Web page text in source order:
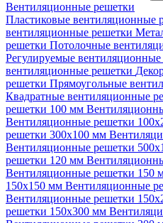
Вентиляционные решетки
Пластиковые вентиляционные
вентиляционные решетки
решетки Потолочные
Регулируемые
вентиляционные решетки
решетки Прямоугольные
Квадратные вентиляционные
решетки 100 мм
Вентиляционные решетки
решетки 300х100 мм
Вентиляционные решетки
решетки 120 мм
Вентиляционные решетки 150
150х150 мм Вентиляционные
Вентиляционные решетки
решетки 150х300 мм